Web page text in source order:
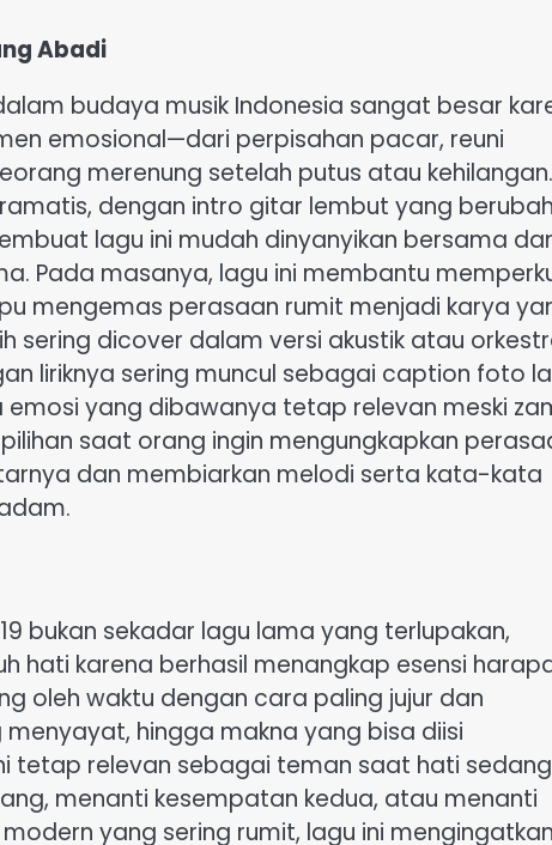
Abadi
budaya musik Indonesia sangat besar
emosional—dari perpisahan pacar, reuni
merenung setelah putus atau kehilangan.
dengan intro gitar lembut yang berubah
lagu ini mudah dinyanyikan bersama
Pada masanya, lagu ini membantu
mengemas perasaan rumit menjadi karya
sering dicover dalam versi akustik atau
liriknya sering muncul sebagai caption foto
yang dibawanya tetap relevan meski
saat orang ingin mengungkapkan
dan membiarkan melodi serta kata-kata
bukan sekadar lagu lama yang terlupakan,
hati karena berhasil menangkap esensi
oleh waktu dengan cara paling jujur dan
hingga makna yang bisa diisi
tetap relevan sebagai teman saat hati sedang
menanti kesempatan kedua, atau menanti
yang sering rumit, lagu ini mengingatkan